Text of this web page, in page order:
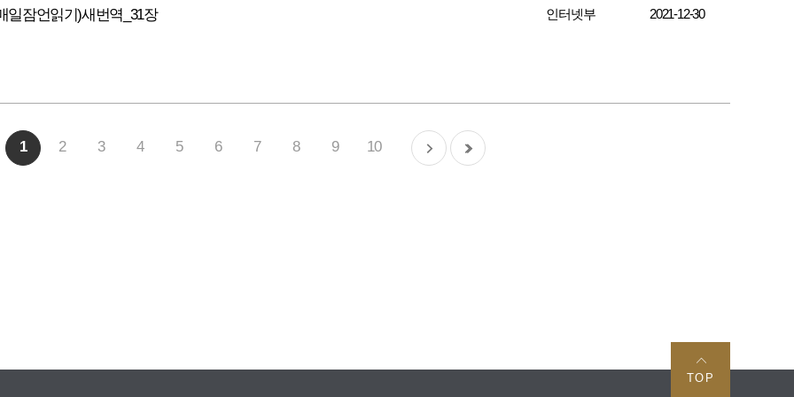
일잠언읽기)새번역_31장 인터넷부 2021-12-30
1 2 3 4 5 6 7 8 9 10
TOP